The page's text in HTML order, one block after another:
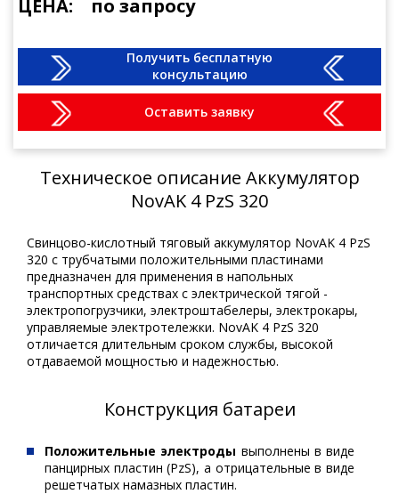
ЦЕНА: по запросу
Получить бесплатную
консультацию
Оставить заявку
Техническое описание Аккумулятор
NovAK 4 PzS 320
Свинцово-кислотный тяговый аккумулятор NovAK 4 PzS
320 с трубчатыми положительными пластинами
предназначен для применения в напольных
транспортных средствах с электрической тягой -
электропогрузчики, электроштабелеры, электрокары,
управляемые электротележки. NovAK 4 PzS 320
отличается длительным сроком службы, высокой
отдаваемой мощностью и надежностью.
Конструкция батареи
Положительные электроды выполнены в виде
панцирных пластин (PzS), а отрицательные в виде
решетчатых намазных пластин.